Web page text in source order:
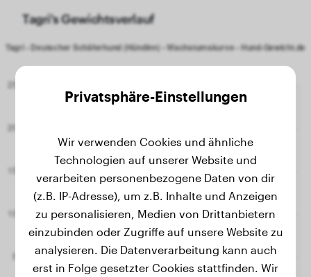
Tagri's Gewichtsverlauf
Privatsphäre-Einstellungen
Wir verwenden Cookies und ähnliche
Technologien auf unserer Website und
verarbeiten personenbezogene Daten von dir
(z.B. IP-Adresse), um z.B. Inhalte und Anzeigen
zu personalisieren, Medien von Drittanbietern
einzubinden oder Zugriffe auf unsere Website zu
analysieren. Die Datenverarbeitung kann auch
erst in Folge gesetzter Cookies stattfinden. Wir